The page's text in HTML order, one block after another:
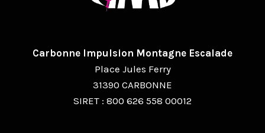
Carbonne Impulsion Montagne Escalade
Place Jules Ferry
31390 CARBONNE
SIRET : 800 626 558 00012